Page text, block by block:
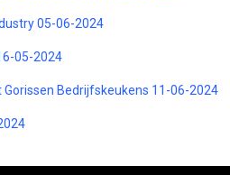
05-06-2024
05-2024
Bedrijfskeukens 11-06-2024